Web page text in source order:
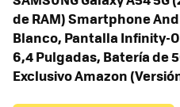
de RAM) Smartphone
Blanco, Pantalla Infinity-O
6,4 Pulgadas, Batería de
Exclusivo Amazon